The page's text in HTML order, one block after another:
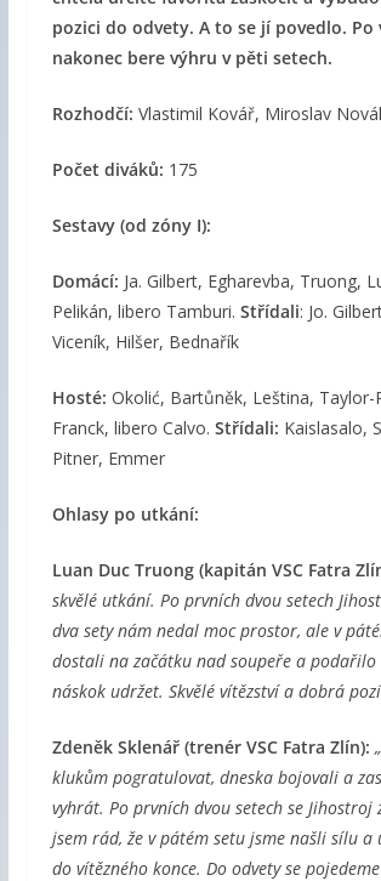
pozici do odvety. A to se jí povedlo. Po
nakonec bere výhru v pěti setech.
Rozhodčí: Vlastimil Kovář, Miroslav
Počet diváků: 175
Sestavy (od zóny I):
Domácí: Ja. Gilbert, Egharevba, Truong,
Pelikán, libero Tamburi. Střídali: Jo.
Viceník, Hilšer, Bednařík
Hosté: Okolić, Bartůněk, Leština, Taylor-
Franck, libero Calvo. Střídali: Kaislasalo,
Pitner, Emmer
Ohlasy po utkání:
Luan Duc Truong (kapitán VSC Fatra
skvělé utkání. Po prvních dvou setech
dva sety nám nedal moc prostor, ale v
dostali na začátku nad soupeře a podařilo
náskok udržet. Skvělé vítězství a dobrá
Zdeněk Sklenář (trenér VSC Fatra Zlín):
klukům pogratulovat, dneska bojovali a
vyhrát. Po prvních dvou setech se Jihostroj
jsem rád, že v pátém setu jsme našli sílu
do vítězného konce. Do odvety se